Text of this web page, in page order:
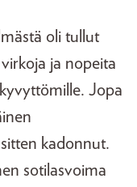
oli tullut
ja nopeita
Jopa
kadonnut.
sotilasvoima